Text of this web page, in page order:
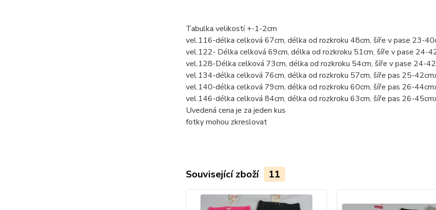
Tabulka velikostí +-1-2cm
vel.116-délka celková 67cm, délka od rozkroku 48cm, šíře v pase 23-
vel.122- Délka celková 69cm, délka od rozkroku 51cm, šíře v pase 24-
vel.128-Délka celková 73cm, délka od rozkroku 54cm, šíře v pase 24-
vel.134-délka celková 76cm, délka od rozkroku 57cm, šíře pas 25-
vel.140-délka celková 79cm, délka od rozkroku 60cm, šíře pas 26-
vel.146-délka celková 84cm, délka od rozkroku 63cm, šíře pas 26-
Uvedená cena je za jeden kus
fotky mohou zkreslovat
Související zboží 11